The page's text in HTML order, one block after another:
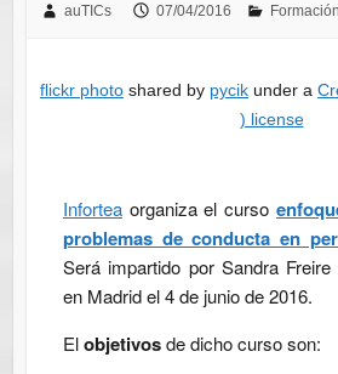
auTICs 07/04/2016 Formación
flickr photo shared by pycik under a
) license
Inforteaorganiza el curso
problemas de conducta en
Será impartido por Sandra Freire
en Madrid el 4 de junio de 2016.
Elobjetivosde dicho curso son: